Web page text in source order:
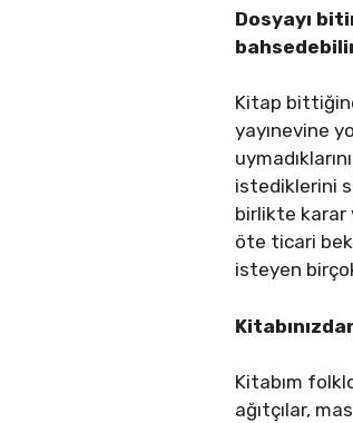
Dosyayı
Kitap
yayınevine
istediklerini
birlikte karar
öte ticari
isteyen
Kitabım
ağıtçılar,